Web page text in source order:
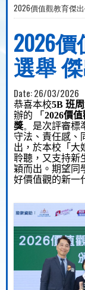
2026價值觀教育傑
2026
選舉
Date:26/03/2026
恭喜本校5B 班
辦的
「 2026價值
獎。 是次評審標
守法、責任感、
出，於本校 「
聆聽， 又支持新
穎而出。期望 同
好價值觀的新一